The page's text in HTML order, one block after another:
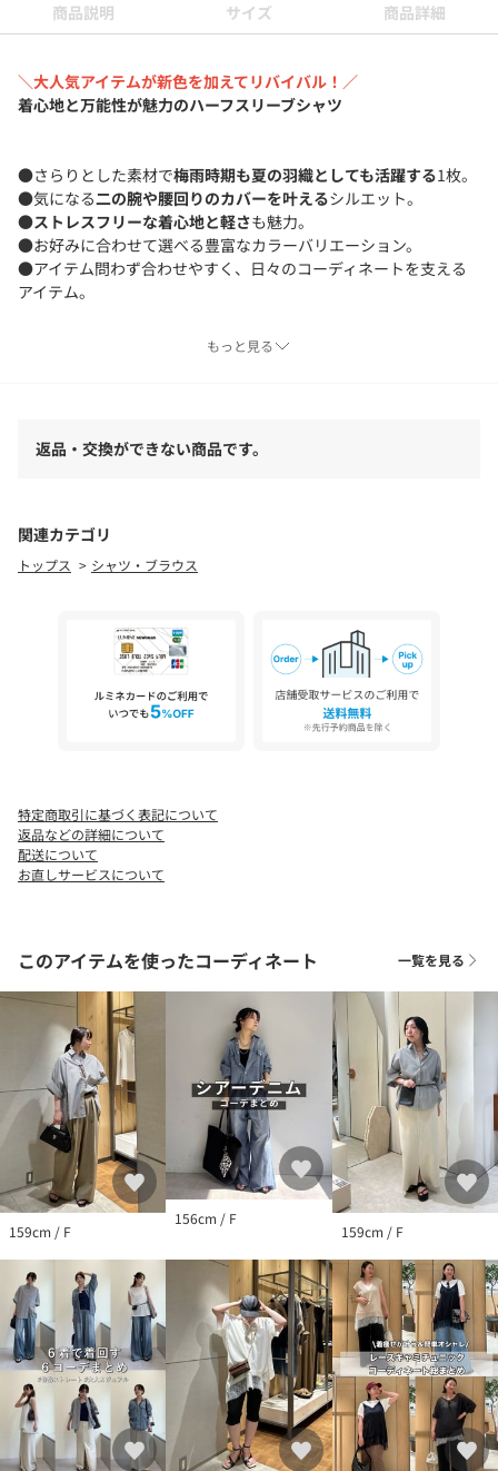
商品説明 サイズ 商品詳細
＼大人気アイテムが新色を加えてリバイバル！／
着心地と万能性が魅力のハーフスリーブシャツ
●さらりとした素材で梅雨時期も夏の羽織としても活躍する1枚。
●気になる二の腕や腰回りのカバーを叶えるシルエット。
●ストレスフリーな着心地と軽さも魅力。
●お好みに合わせて選べる豊富なカラーバリエーション。
●アイテム問わず合わせやすく、日々のコーディネートを支える
アイテム。
また、生産過程上の都合により、洗濯表記や混率、サイズスペッ
ク等が多少変更になる可能性がございます。
予めご了承ください。
◆気になる商品は「お気に入り」登録を◆
ハートマークをクリックし、お好きなカラーを選んでお気に入り
もっと見る
返品・交換ができない商品です。
関連カテゴリ
トップス シャツ・ブラウス
特定商取引に基づく表記について
返品などの詳細について
配送について
お直しサービスについて
このアイテムを使ったコーディネート 一覧を見る
159cm / F
156cm / F
159cm / F